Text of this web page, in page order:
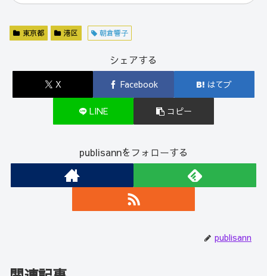
東京都 港区 朝倉響子
シェアする
X Facebook はてブ
LINE コピー
publisannをフォローする
publisann